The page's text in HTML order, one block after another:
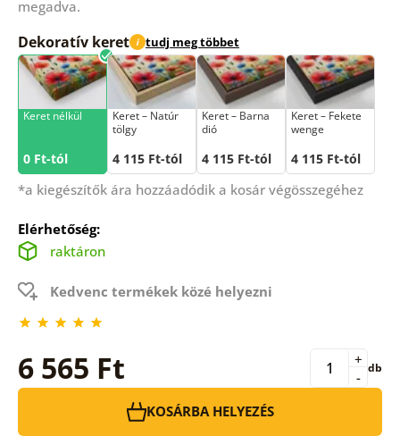
megadva.
Dekoratív keret i tudj meg többet
Keret nélkül
0 Ft-tól
Keret – Natúr
tölgy
4 115 Ft-tól
Keret – Barna
dió
4 115 Ft-tól
Keret – Fekete
wenge
4 115 Ft-tól
*a kiegészítők ára hozzáadódik a kosár végösszegéhez
Elérhetőség:
raktáron
Kedvenc termékek közé helyezni
6 565 Ft -
+ db
KOSÁRBA HELYEZÉS